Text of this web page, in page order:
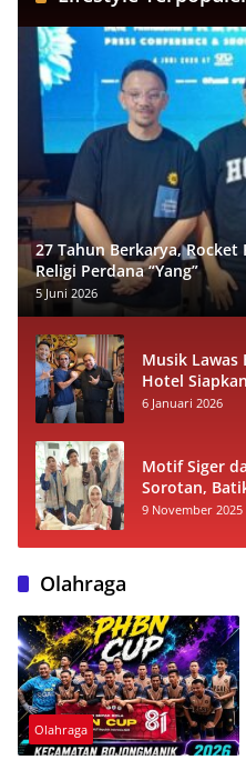
27 Tahun Berkarya,
Religi Perdana “Yang”
5 Juni 2026
Musik Lawas
Hotel
6 Januari 2026
Motif Siger
Sorotan,
Lokal ke
9 November 2025
Olahraga
Olahraga